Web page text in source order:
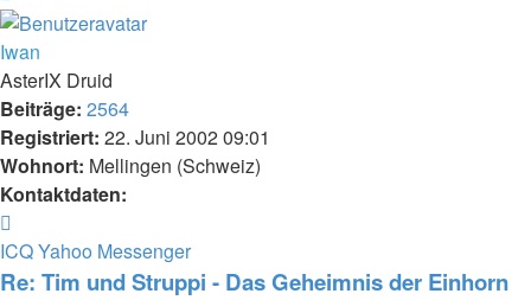
oben
Iwan
AsterIX Druid
Beiträge: 2564
Registriert: 22. Juni 2002 09:01
Wohnort: Mellingen (Schweiz)
Kontaktdaten:
von
Iwan
ICQYahoo Messenger
Re: Tim und Struppi - Das Geheimnis der Einhorn